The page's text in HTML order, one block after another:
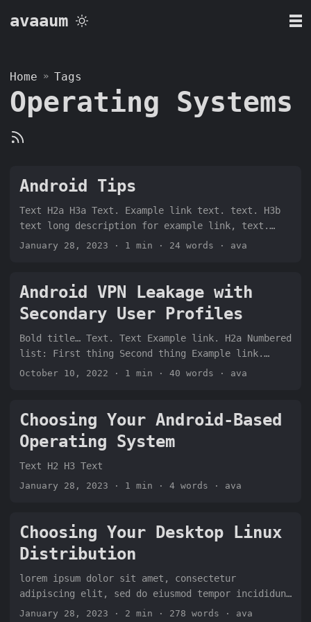
avaaum
Home » Tags
Operating Systems
Android Tips
Text H2a H3a Text. Example link text. text. H3b
text long description for example link, text.
text that talks about the image below: H2a
January 28, 2023 · 1 min · 24 words · ava
Android VPN Leakage with
Secondary User Profiles
Bold title… Text. Text Example link. H2a Numbered
list: First thing Second thing Example link.
Third thing Example link to other paragraph on
October 10, 2022 · 1 min · 40 words · ava
Choosing Your Android-Based
Operating System
Text H2 H3 Text
January 28, 2023 · 1 min · 4 words · ava
Choosing Your Desktop Linux
Distribution
lorem ipsum dolor sit amet, consectetur
adipiscing elit, sed do eiusmod tempor incididunt
ut labore et dolore magna aliqua. Ut enim ad
January 28, 2023 · 2 min · 278 words · ava